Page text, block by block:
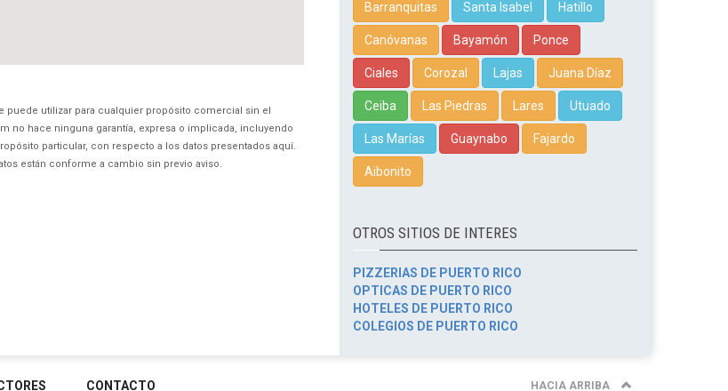
puede utilizar para cualquier propósito comercial sin el
no hace ninguna garantía, expresa o implicada, incluyendo
particular, con respecto a los datos presentados aquí.
están conforme a cambio sin previo aviso.
Barranquitas Santa Isabel Hatillo
Canóvanas Bayamón Ponce
Ciales Corozal Lajas Juana Díaz
Ceiba Las Piedras Lares Utuado
Las Marías Guaynabo Fajardo
Aibonito
OTROS SITIOS DE INTERES
PIZZERIAS DE PUERTO RICO
OPTICAS DE PUERTO RICO
HOTELES DE PUERTO RICO
COLEGIOS DE PUERTO RICO
CONTACTO HACIA ARRIBA